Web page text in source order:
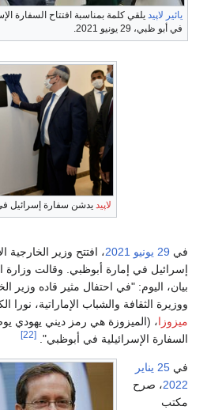
يائير لاپيد يلقي كلمة بمناسبة افتتاح السفارة
في أبو ظبي، 29 يونيو 2021.
لاپيد يدشن سفارة إسرائيل في أبوظبي،
في 29 يونيو 2021، افتتح وزير الخارجية
إسرائيل في إمارة أبوظبي. وقالت وزارة
بيان، اليوم: "في احتفال مثير قاده وزير
ووزيرة الثقافة والشباب الإماراتية،
ميزوزا، (الميزوزة هي رمز ديني يهودي
السفارة الإسرائيلية في أبوظبي". [22]
في 25 يناير
2022، صرح
مكتب